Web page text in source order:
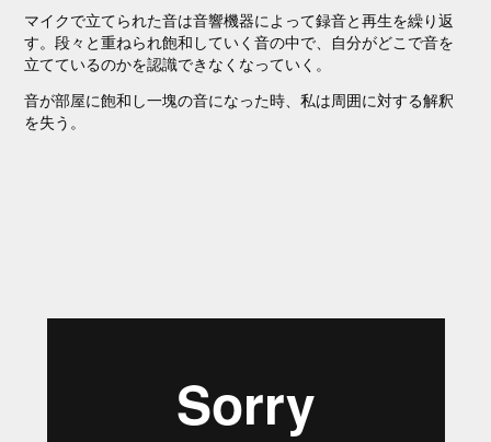
マイクで立てられた音は音響機器によって録音と再生を繰り返
す。段々と重ねられ飽和していく音の中で、自分がどこで音を
立てているのかを認識できなくなっていく。
音が部屋に飽和し一塊の音になった時、私は周囲に対する解釈
を失う。